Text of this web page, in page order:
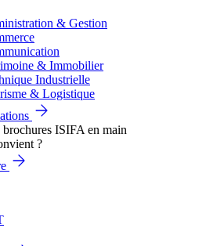
& Gestion
& Immobilier
Industrielle
& Logistique
?